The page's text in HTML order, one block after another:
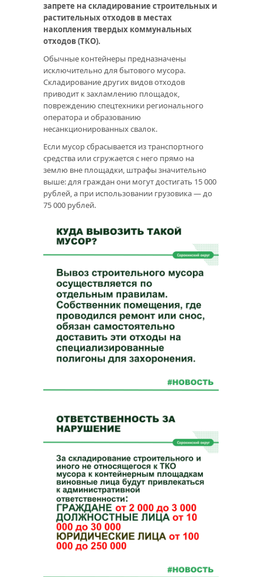
запрете на складирование строительных и
растительных отходов в местах
накопления твердых коммунальных
отходов (ТКО).
Обычные контейнеры предназначены
исключительно для бытового мусора.
Складирование других видов отходов
приводит к захламлению площадок,
повреждению спецтехники регионального
оператора и образованию
несанкционированных свалок.
Если мусор сбрасывается из транспортного
средства или сгружается с него прямо на
землю вне площадки, штрафы значительно
выше: для граждан они могут достигать 15 000
рублей, а при использовании грузовика — до
75 000 рублей.